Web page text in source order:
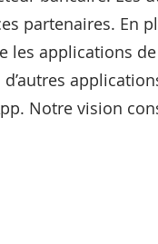
partenaires. En
les applications
Notre vision